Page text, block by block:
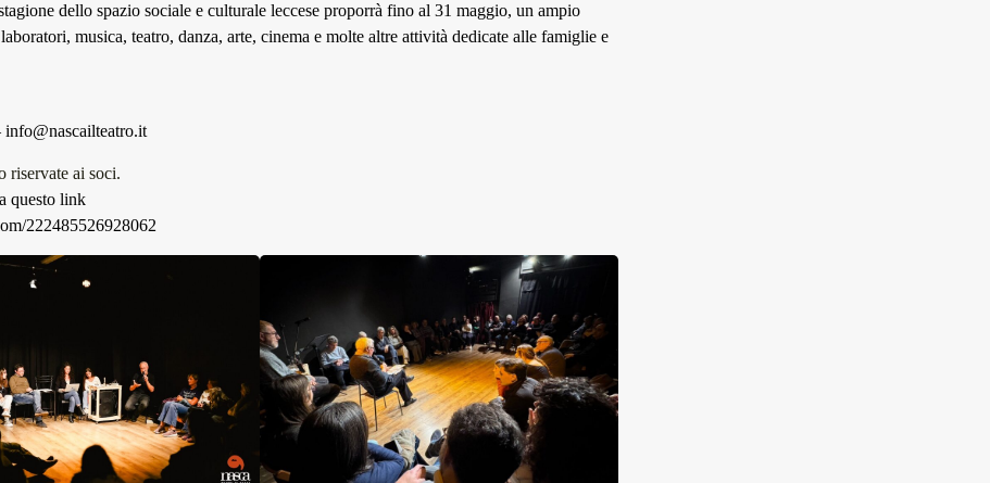
dello spazio sociale e culturale leccese proporrà fino al 31 maggio, un ampio
musica, teatro, danza, arte, cinema e molte altre attività dedicate alle famiglie e
info@nascailteatro.it
riservate ai soci.
questo link
222485526928062